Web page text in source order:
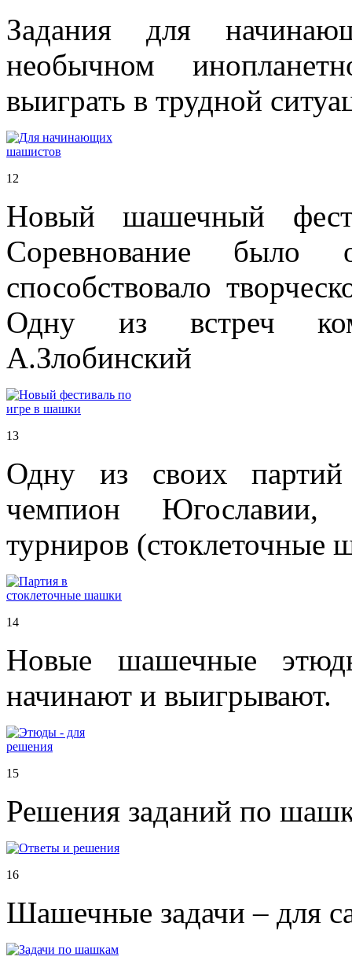
Задания для
необычном
выиграть в трудной
12
Новый шашечный
Соревнование было
способствовало
Одну из встреч
А.Злобинский
13
Одну из своих партий
чемпион Югославии,
турниров (стоклеточные
14
Новые шашечные
начинают и выигрывают.
15
Решения заданий по
16
Шашечные задачи – для